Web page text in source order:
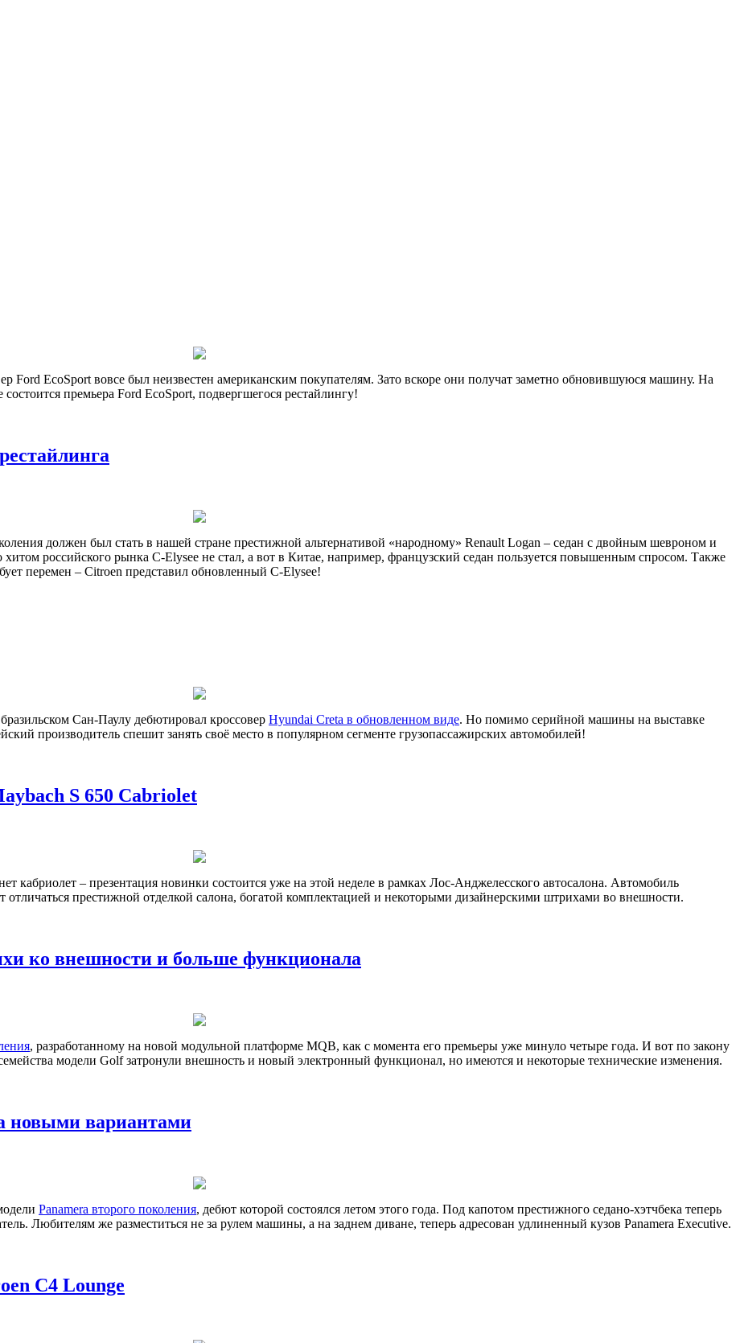
Ford EcoSport вовсе был неизвестен американским покупателям. Зато вскоре они получат заметно обновившуюся машину. На
премьера Ford EcoSport, подвергшегося рестайлингу!
должен был стать в нашей стране престижной альтернативой «народному» Renault Logan – седан с двойным шевроном и
хитом российского рынка C-Elysee не стал, а вот в Китае, например, французский седан пользуется повышенным спросом. Также
перемен – Citroen представил обновленный C-Elysee!
Сан-Паулу дебютировал кроссовер Hyundai Creta в обновленном виде. Но помимо серийной машины на выставке
производитель спешит занять своё место в популярном сегменте грузопассажирских автомобилей!
S 650 Cabriolet
кабриолет – презентация новинки состоится уже на этой неделе в рамках Лос-Анджелесского автосалона. Автомобиль
отличаться престижной отделкой салона, богатой комплектацией и некоторыми дизайнерскими штрихами во внешности.
ко внешности и больше функционала
, разработанному на новой модульной платформе MQB, как с момента его премьеры уже минуло четыре года. И вот по закону
модели Golf затронули внешность и новый электронный функционал, но имеются и некоторые технические изменения.
новыми вариантами
Panamera второго поколения, дебют которой состоялся летом этого года. Под капотом престижного седано-хэтчбека теперь
Любителям же разместиться не за рулем машины, а на заднем диване, теперь адресован удлиненный кузов Panamera Executive.
C4 Lounge